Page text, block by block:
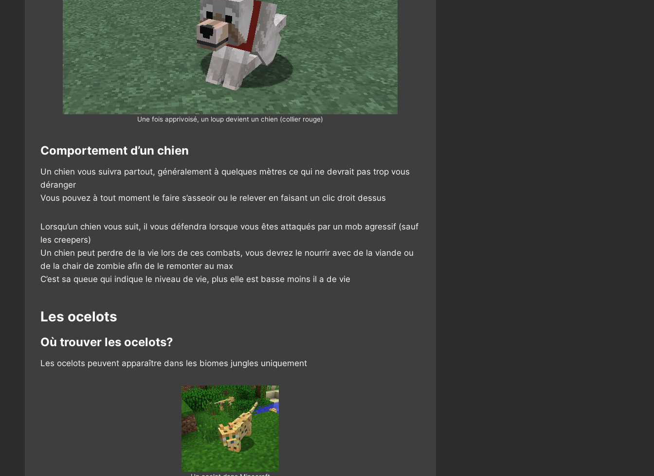
Une fois apprivoisé, un loup devient un chien (collier rouge)
Comportement d’un chien
Un chien vous suivra partout, généralement à quelques mètres ce qui ne devrait pas trop vous
déranger
Vous pouvez à tout moment le faire s’asseoir ou le relever en faisant un clic droit dessus
Lorsqu’un chien vous suit, il vous défendra lorsque vous êtes attaqués par un mob agressif (sauf
les creepers)
Un chien peut perdre de la vie lors de ces combats, vous devrez le nourrir avec de la viande ou
de la chair de zombie afin de le remonter au max
C’est sa queue qui indique le niveau de vie, plus elle est basse moins il a de vie
Les ocelots
Où trouver les ocelots?
Les ocelots peuvent apparaître dans les biomes jungles uniquement